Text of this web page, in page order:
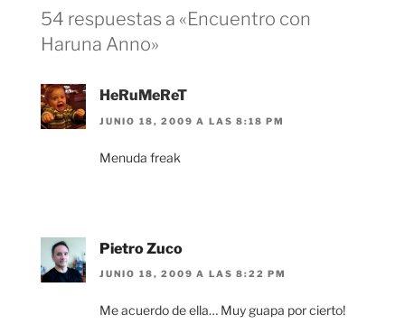
54 respuestas a «Encuentro con
Haruna Anno»
HeRuMeReT
JUNIO 18, 2009 A LAS 8:18 PM
Menuda freak
Pietro Zuco
JUNIO 18, 2009 A LAS 8:22 PM
Me acuerdo de ella… Muy guapa por cierto!